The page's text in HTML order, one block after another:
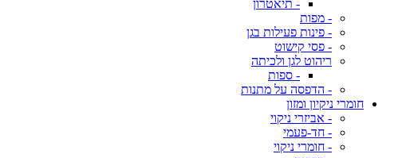
- תיאטרון
- מפות
- פינות פעילות בגן
- פסי קישוט
ריהוט לגן ולכיתה
- ספות
- הדפסה על מתנות
חומרי ניקיון ומזון
- אביזרי ניקוי
- חד-פעמי
- חומרי ניקוי